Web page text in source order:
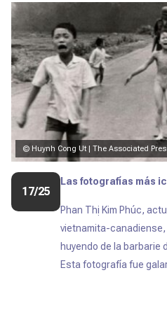
© Huynh Cong Ut | The Associated
17/25
Las fotografías más
Phan Thị Kim Phúc,
vietnamita-
huyendo de la barbarie
Esta fotografía fue